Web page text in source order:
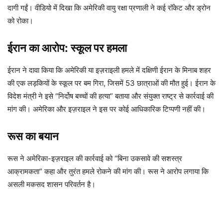
दागी गईं। वीडियो में दिखा कि अमेरिकी वायु रक्षा प्रणाली ने कई रॉकेट और ड्रोन
को रोका।
ईरान का आरोप: स्कूल पर हमला
ईरान ने दावा किया कि अमेरिकी या इज़राइली हमले में दक्षिणी ईरान के मिनाब शहर
की एक लड़कियों के स्कूल पर बम गिरा, जिसमें 53 छात्राओं की मौत हुई। ईरान के
विदेश मंत्री ने इसे “निर्दोष बच्चों की हत्या” बताया और संयुक्त राष्ट्र से कार्रवाई की
मांग की। अमेरिका और इज़राइल ने इस पर कोई आधिकारिक टिप्पणी नहीं की।
रूस का बयान
रूस ने अमेरिका-इज़राइल की कार्रवाई को “बिना उकसावे की सशस्त्र
आक्रामकता” कहा और तुरंत हमले रोकने की मांग की। रूस ने आरोप लगाया कि
असली मकसद शासन परिवर्तन है।